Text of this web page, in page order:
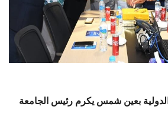
بعين شمس يكرم رئيس الجامعة